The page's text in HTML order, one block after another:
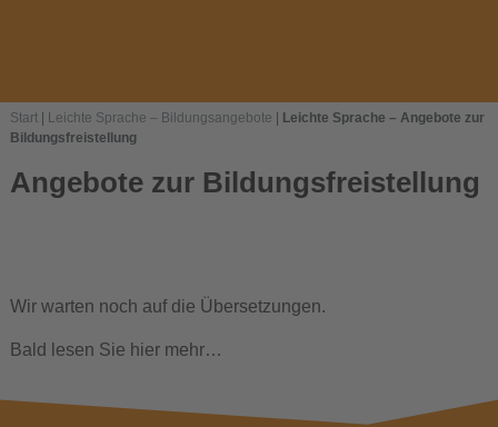
Start| Leichte Sprache – Bildungsangebote | Leichte Sprache – Angebote zur
Bildungsfreistellung
Angebote zur Bildungsfreistellung
Wir warten noch auf die Übersetzungen.
Bald lesen Sie hier mehr…